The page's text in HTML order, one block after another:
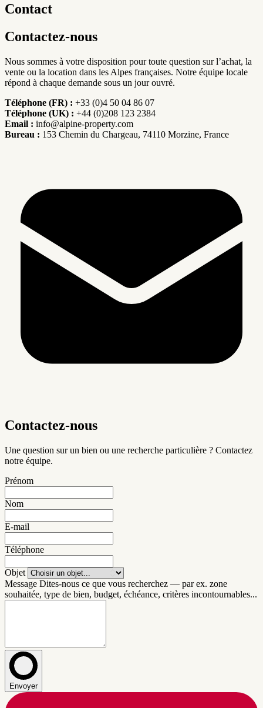
Contact
Contactez-nous
Nous sommes à votre disposition pour toute question sur l’achat, la
vente ou la location dans les Alpes françaises. Notre équipe locale
répond à chaque demande sous un jour ouvré.
Téléphone (FR) : +33 (0)4 50 04 86 07
Téléphone (UK) : +44 (0)208 123 2384
Email : info@alpine-property.com
Bureau : 153 Chemin du Chargeau, 74110 Morzine, France
Contactez-nous
Une question sur un bien ou une recherche particulière ? Contactez
notre équipe.
Prénom
Nom
E-mail
Téléphone
Objet
Message Dites-nous ce que vous recherchez — par ex. zone
souhaitée, type de bien, budget, échéance, critères incontournables...
Envoyer